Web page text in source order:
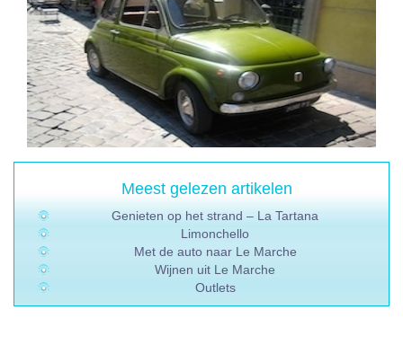
Meest gelezen artikelen
Genieten op het strand – La Tartana
Limonchello
Met de auto naar Le Marche
Wijnen uit Le Marche
Outlets